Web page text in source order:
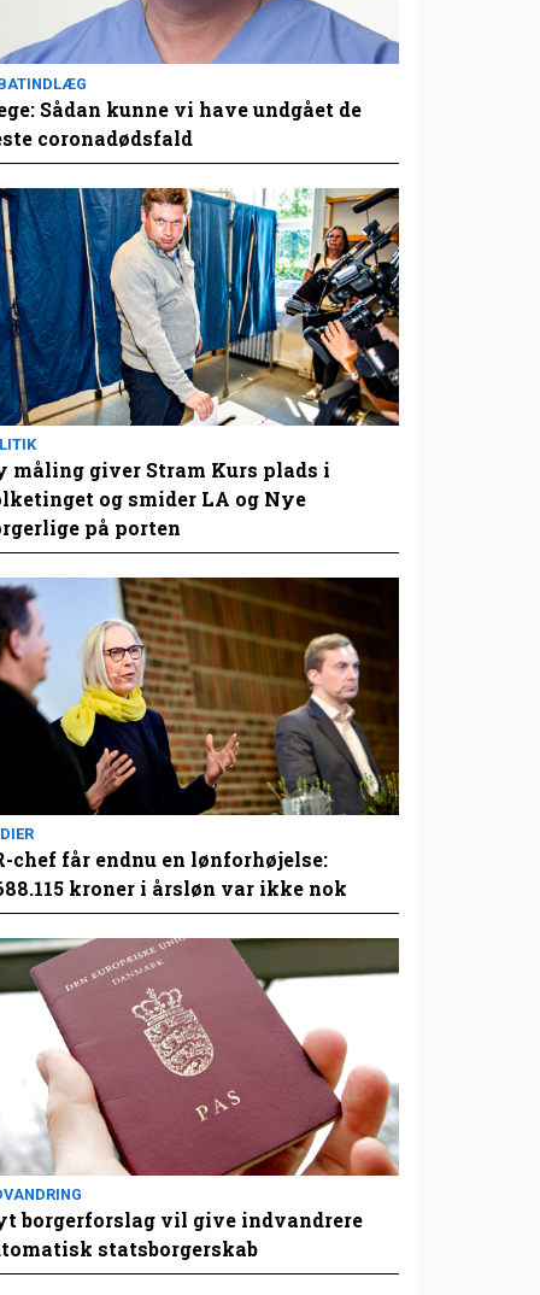
Sådan kunne vi have undgået de
coronadødsfald
måling giver Stram Kurs plads i
og smider LA og Nye
på porten
chef får endnu en lønforhøjelse:
kroner i årsløn var ikke nok
borgerforslag vil give indvandrere
statsborgerskab